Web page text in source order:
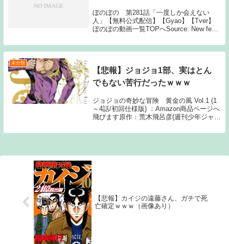
ぼのぼの 第281話「一度しか会えない
人」【無料公式配信】【Gyao】【Tver】
ぼのぼの動画一覧TOPへSource: New feed
未分類
【悲報】ジョジョ1部、実はとん
でもない苦行だったｗｗｗ
ジョジョの奇妙な冒険 黄金の風 Vol.1 (1
～4話/初回仕様版) ：Amazon商品ページへ
飛びます原作：荒木飛呂彦(週刊少年ジャン
ィッドプロダクション1: 名無しさん おも
【悲報】カイジの遠藤さん、ガチで死
亡確定ｗｗｗ（画像あり）